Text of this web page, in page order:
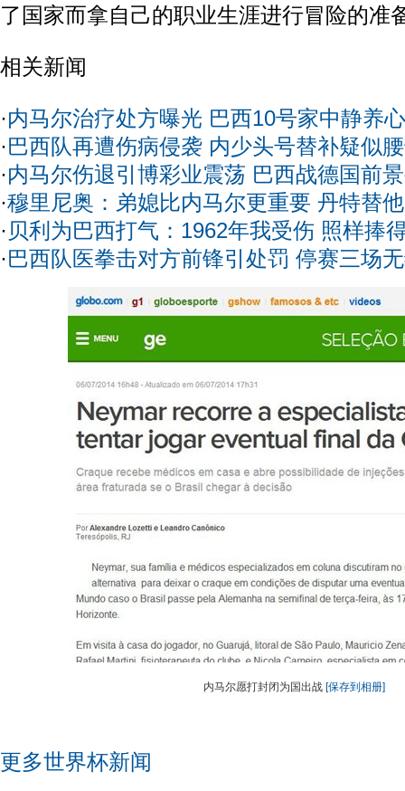
了国家而拿自己的职业生涯进行冒险的准
相关新闻
·内马尔治疗处方曝光 巴西10号家中静养
·巴西队再遭伤病侵袭 内少头号替补疑似
·内马尔伤退引博彩业震荡 巴西战德国前
·穆里尼奥：弟媳比内马尔更重要 丹特替
· 贝利为巴西打气：1962年我受伤 照样捧
·巴西队医拳击对方前锋引处罚 停赛三场
内马尔愿打封闭为国出战 [保存到相册]
更多世界杯新闻